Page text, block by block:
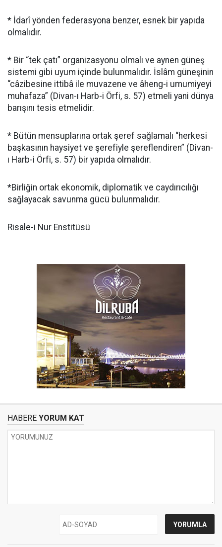
* İdarî yönden federasyona benzer, esnek bir yapıda
olmalıdır.
* Bir “tek çatı” organizasyonu olmalı ve aynen güneş
sistemi gibi uyum içinde bulunmalıdır. İslâm güneşinin
“câzibesine ittibâ ile muvazene ve âheng-i umumiyeyi
muhafaza” (Divan-ı Harb-i Örfi, s. 57) etmeli yani dünya
barışını tesis etmelidir.
* Bütün mensuplarına ortak şeref sağlamalı “herkesi
başkasının haysiyet ve şerefiyle şereflendiren” (Divan-
ı Harb-i Örfi, s. 57) bir yapıda olmalıdır.
*Birliğin ortak ekonomik, diplomatik ve caydırıcılığı
sağlayacak savunma gücü bulunmalıdır.
Risale-i Nur Enstitüsü
HABERE YORUM KAT